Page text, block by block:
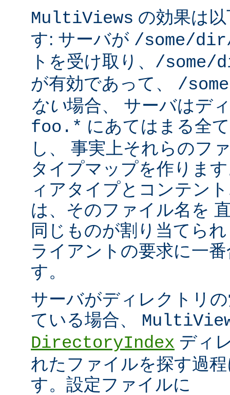
MultiViews の効果は
す: サーバが /some/
トを受け取り、 /some/
が有効であって、 /
ない場合、 サーバはデ
foo.* にあてはまる全
し、 事実上それらのフ
タイプマップを作りま
ィアタイプとコンテン
は、そのファイル名を
同じものが割り当てら
ライアントの要求に一
す。
サーバがディレクトリ
ている場合、
DirectoryIndex ディ
れたファイルを探す過
す。設定ファイルに